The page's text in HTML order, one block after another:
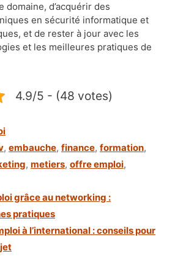
domaine, d’acquérir des
en sécurité informatique et
et de rester à jour avec les
et les meilleures pratiques de
4.9/5 - (48 votes)
, embauche, finance, formation,
, metiers, offre emploi,
grâce au networking :
pratiques
à l’international : conseils pour